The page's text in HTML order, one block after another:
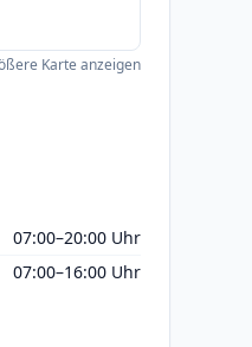
Karte anzeigen
07:00–20:00 Uhr
07:00–16:00 Uhr